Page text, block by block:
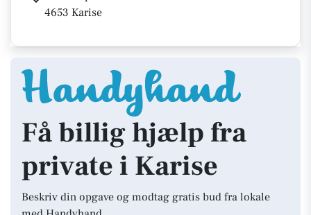
4653 Karise
Få billig hjælp fra
private i Karise
Beskriv din opgave og modtag gratis bud fra lokale